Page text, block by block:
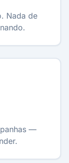
Nada de
—